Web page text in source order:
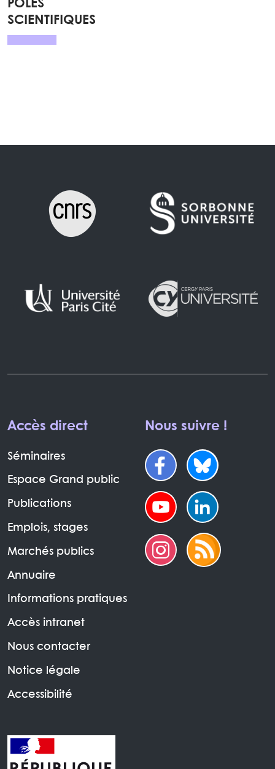
PÔLES
SCIENTIFIQUES
Accès direct
Séminaires
Espace Grand public
Publications
Emplois, stages
Marchés publics
Annuaire
Informations pratiques
Accès intranet
Nous contacter
Notice légale
Accessibilité
Nous suivre !